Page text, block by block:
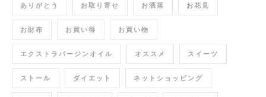
ありがとう お取り寄せ お洒落 お花見
お財布 お買い得 お買い物
エクストラバージンオイル オススメ スイーツ
ストール ダイエット ネットショッピング